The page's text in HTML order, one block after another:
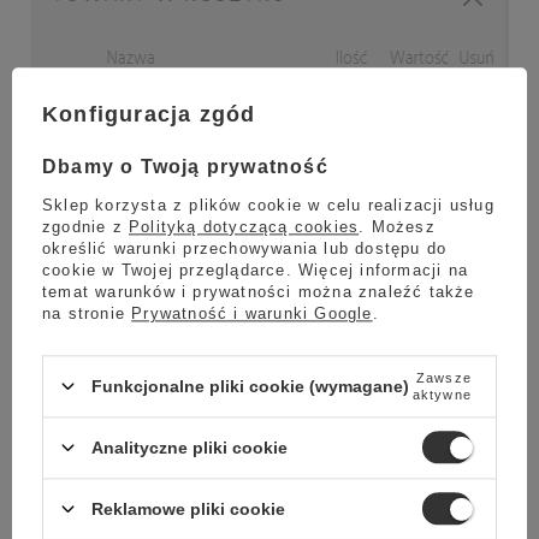
Konfiguracja zgód
Dbamy o Twoją prywatność
Sklep korzysta z plików cookie w celu realizacji usług
zgodnie z Polityką dotyczącą cookies
. Możesz
określić warunki przechowywania lub dostępu do
cookie w Twojej przeglądarce. Więcej informacji na
temat warunków i prywatności można znaleźć także
na stronie Prywatność i warunki Google
Funkcjonalne pliki cookie (wymagane) Zawsze
aktywne
Analityczne pliki cookie
Reklamowe pliki cookie